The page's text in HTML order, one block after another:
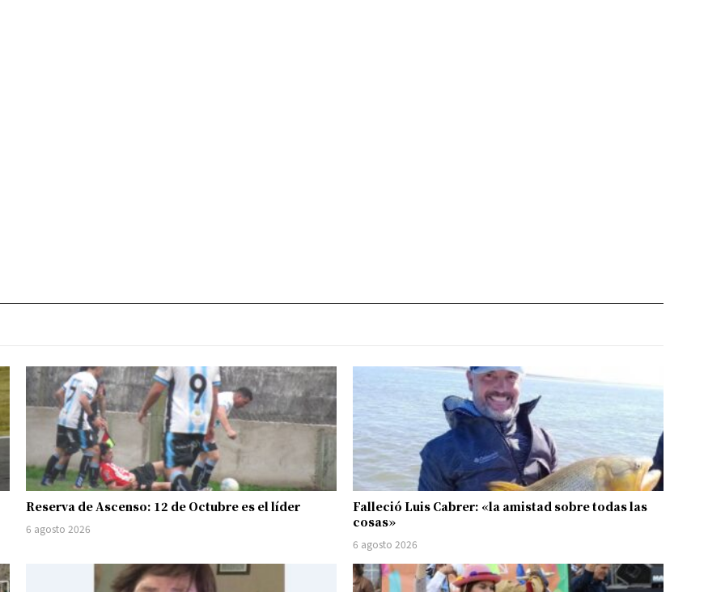
Reserva de Ascenso: 12 de Octubre es el líder
6 agosto 2026
Falleció Luis Cabrer: «la amistad sobre todas las
cosas»
6 agosto 2026